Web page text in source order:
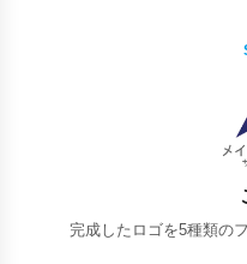
完成したロゴを5種類の